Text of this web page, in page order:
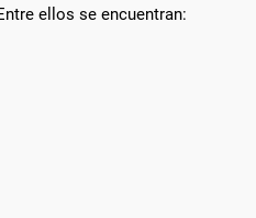
ellos se encuentran: